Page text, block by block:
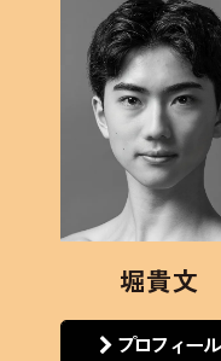
堀貴文
プロフィール